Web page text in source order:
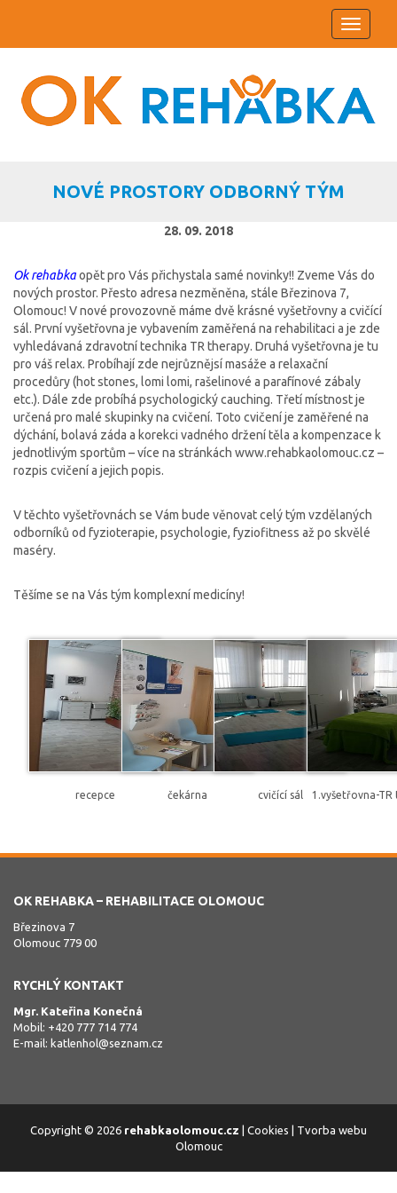
Toggle
NOVÉ PROSTORY ODBORNÝ TÝM
28. 09. 2018
Ok rehabkaopět pro Vás přichystala samé novinky!! Zveme Vás do
nových prostor. Přesto adresa nezměněna, stále Březinova 7,
Olomouc! V nové provozovně máme dvě krásné vyšetřovny a cvičící
sál. První vyšetřovna je vybavením zaměřená na rehabilitaci a je zde
vyhledávaná zdravotní technika TR therapy. Druhá vyšetřovna je tu
pro váš relax. Probíhají zde nejrůznějsí masáže a relaxační
procedůry (hot stones, lomi lomi, rašelinové a parafínové zábaly
etc.). Dále zde probíhá psychologický cauching. Třetí místnost je
určená pro malé skupinky na cvičení. Toto cvičení je zaměřené na
dýchání, bolavá záda a korekci vadného držení těla a kompenzace k
jednotlivým sportům – více na stránkách www.rehabkaolomouc.cz –
rozpis cvičení a jejich popis.
V těchto vyšetřovnách se Vám bude věnovat celý tým vzdělaných
odborníků od fyzioterapie, psychologie, fyziofitness až po skvělé
maséry.
Těšíme se na Vás tým komplexní medicíny!
recepce čekárna cvičící sál 1.vyšetřovna-TR
OK REHABKA – REHABILITACE OLOMOUC
Březinova 7
Olomouc 779 00
RYCHLÝ KONTAKT
Mgr. Kateřina Konečná
Mobil: +420 777 714 774
E-mail: katlenhol@seznam.cz
Copyright © 2026 rehabkaolomouc.cz Cookies
Tvorba webu
Olomouc